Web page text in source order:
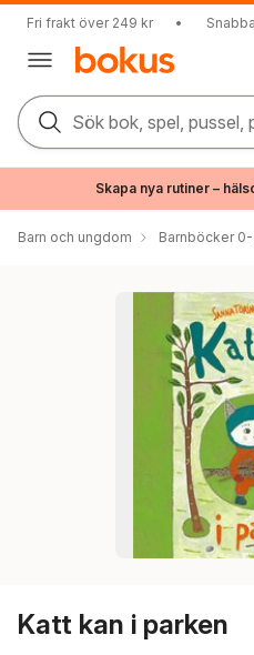
Fri frakt över 249 kr •
Sök bok, spel, pussel,
Skapa nya rutiner –
Barn och ungdom Barnböcker
Katt kan i parken